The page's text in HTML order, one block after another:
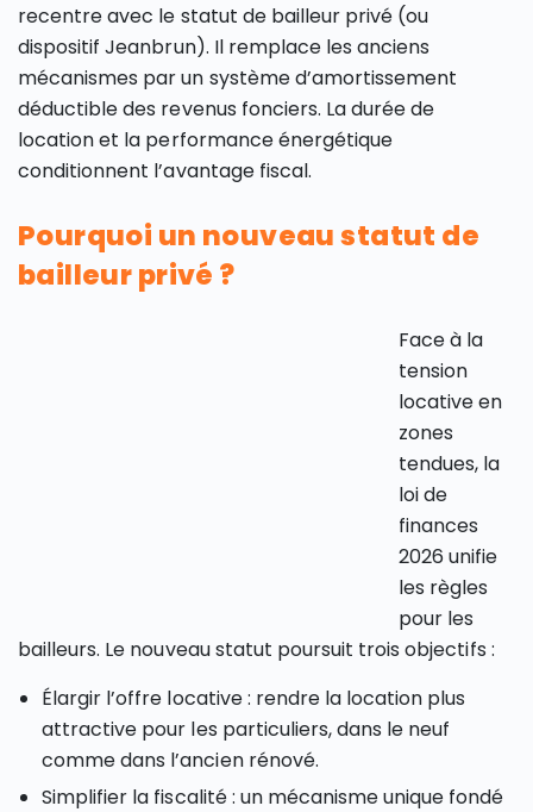
recentre avec le statut de bailleur privé (ou
dispositif Jeanbrun). Il remplace les anciens
mécanismes par un système d’amortissement
déductible des revenus fonciers. La durée de
location et la performance énergétique
conditionnent l’avantage fiscal.
Pourquoi un nouveau statut de
bailleur privé ?
Face à la
tension
locative en
zones
tendues, la
loi de
finances
2026 unifie
les règles
pour les
bailleurs. Le nouveau statut poursuit trois objectifs :
Élargir l’offre locative : rendre la location plus
attractive pour les particuliers, dans le neuf
comme dans l’ancien rénové.
Simplifier la fiscalité : un mécanisme unique fondé